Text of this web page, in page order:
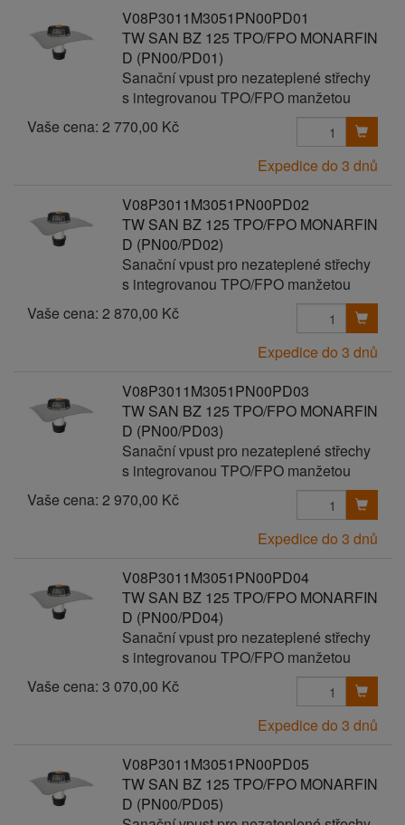
V08P3011M3051PN00PD01
TW SAN BZ 125 TPO/FPO MONARFIN
D (PN00/PD01)
Sanační vpust pro nezateplené střechy
s integrovanou TPO/FPO manžetou
Vaše cena: 2 770,00 Kč
Expedice do 3 dnů
V08P3011M3051PN00PD02
TW SAN BZ 125 TPO/FPO MONARFIN
D (PN00/PD02)
Sanační vpust pro nezateplené střechy
s integrovanou TPO/FPO manžetou
Vaše cena: 2 870,00 Kč
Expedice do 3 dnů
V08P3011M3051PN00PD03
TW SAN BZ 125 TPO/FPO MONARFIN
D (PN00/PD03)
Sanační vpust pro nezateplené střechy
s integrovanou TPO/FPO manžetou
Vaše cena: 2 970,00 Kč
Expedice do 3 dnů
V08P3011M3051PN00PD04
TW SAN BZ 125 TPO/FPO MONARFIN
D (PN00/PD04)
Sanační vpust pro nezateplené střechy
s integrovanou TPO/FPO manžetou
Vaše cena: 3 070,00 Kč
Expedice do 3 dnů
V08P3011M3051PN00PD05
TW SAN BZ 125 TPO/FPO MONARFIN
D (PN00/PD05)